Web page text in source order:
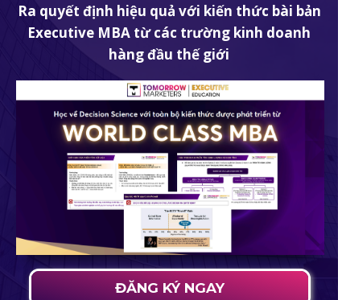
Ra quyết định hiệu quả với kiến thức bài bản
Executive MBA từ các trường kinh doanh
hàng đầu thế giới
ĐĂNG KÝ NGAY